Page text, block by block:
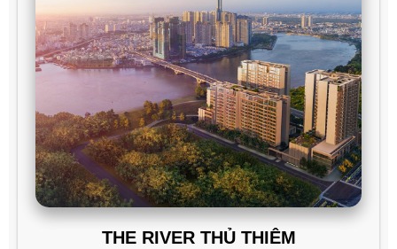
THE RIVER THỦ THIÊM